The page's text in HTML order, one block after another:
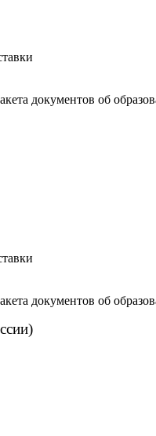
документов об
документов об